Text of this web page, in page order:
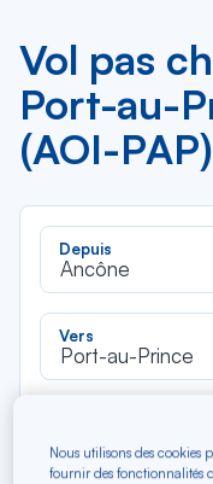
Vol pas
Port-au-
(AOI-PAP)
Depuis
Ancône
Vers
Port-au-Prince
Aller-Retour
Nous utilisons des cookies
fournir des fonctionnalités